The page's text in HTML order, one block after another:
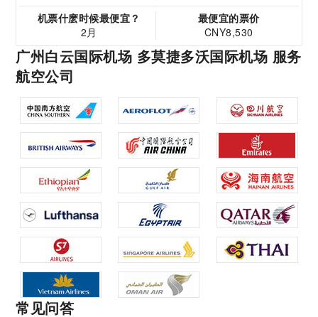
机票什麽时候最便宜？
2月
最便宜的票价
CNY8,530
广州白云国际机场 多莫捷多沃国际机场 服务
航空公司
常见问答